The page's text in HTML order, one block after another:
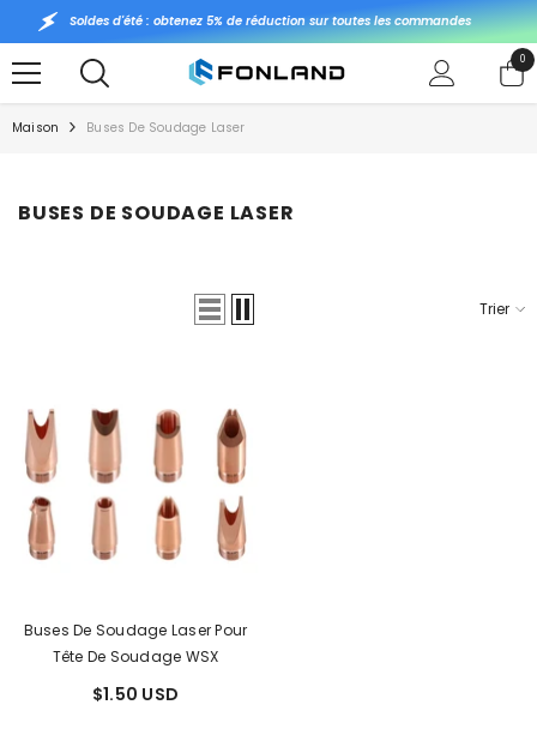
Soldes d'été : obtenez 5% de réduction sur toutes les commandes
00
Maison Buses De Soudage Laser
BUSES DE SOUDAGE LASER
Trier
Buses De Soudage Laser Pour
Tête De Soudage WSX
$1.50 USD